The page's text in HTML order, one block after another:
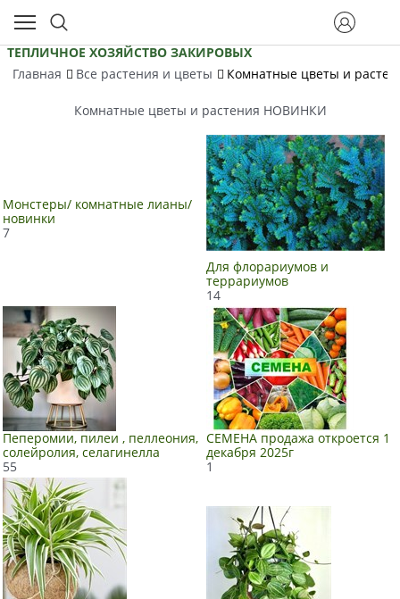
ТЕПЛИЧНОЕ ХОЗЯЙСТВО ЗАКИРОВЫХ
Главная
Все растения и цветы Комнатные цветы и
Комнатные цветы и растения НОВИНКИ
Монстеры/ комнатные лианы/
новинки
7
Для флорариумов и
террариумов
14
Пеперомии, пилеи , пеллеония,
солейролия, селагинелла
55
СЕМЕНА продажа откроется 1
декабря 2025г
1